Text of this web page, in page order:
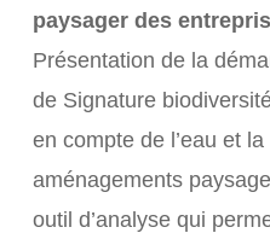
paysager des
Présentation de la
de Signature
en compte de l’eau et
aménagements
outil d’analyse qui